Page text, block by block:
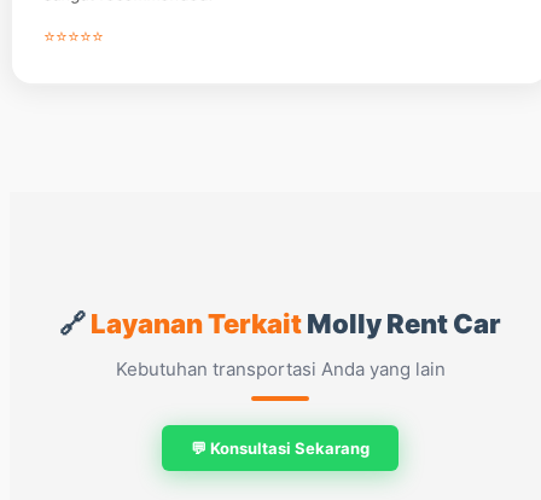
⭐⭐⭐⭐⭐
🔗Layanan TerkaitMolly Rent Car
Kebutuhan transportasi Anda yang lain
💬 Konsultasi Sekarang